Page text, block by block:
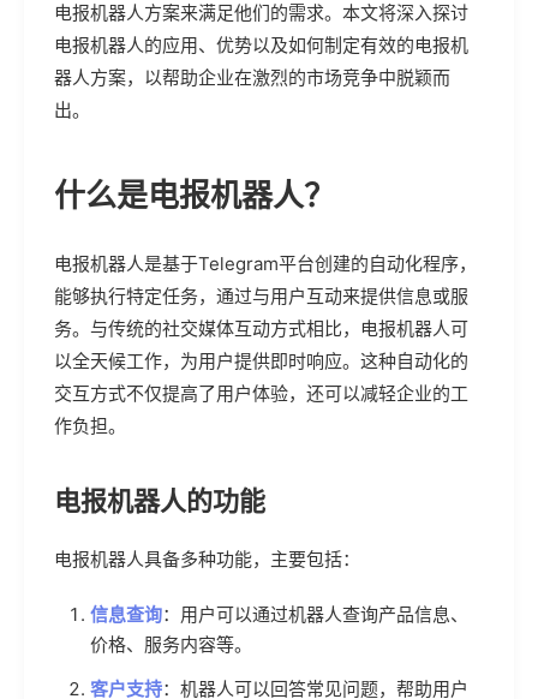
电报机器人方案来满足他们的需求。本文将深入探讨
电报机器人的应用、优势以及如何制定有效的电报机
器人方案，以帮助企业在激烈的市场竞争中脱颖而
出。
什么是电报机器人？
电报机器人是基于Telegram平台创建的自动化程序，
能够执行特定任务，通过与用户互动来提供信息或服
务。与传统的社交媒体互动方式相比，电报机器人可
以全天候工作，为用户提供即时响应。这种自动化的
交互方式不仅提高了用户体验，还可以减轻企业的工
作负担。
电报机器人的功能
电报机器人具备多种功能，主要包括：
信息查询：用户可以通过机器人查询产品信息、
价格、服务内容等。
客户支持：机器人可以回答常见问题，帮助用户